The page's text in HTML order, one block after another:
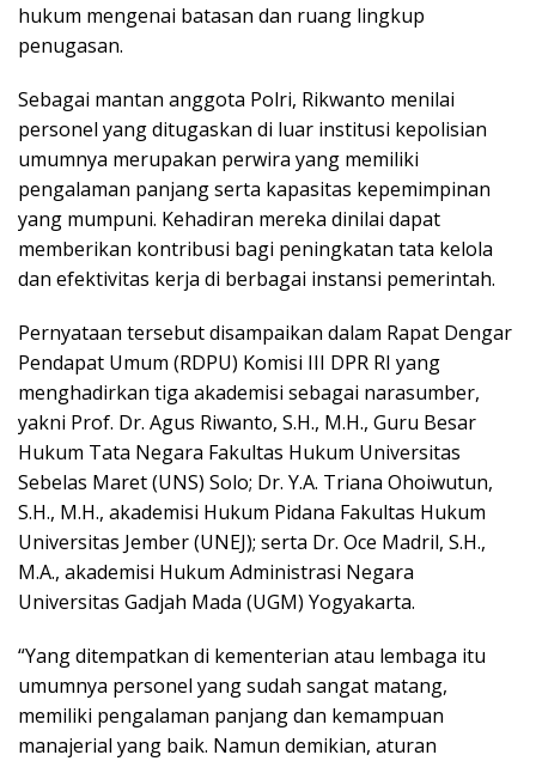
hukum mengenai batasan dan ruang lingkup
penugasan.
Sebagai mantan anggota Polri, Rikwanto menilai
personel yang ditugaskan di luar institusi kepolisian
umumnya merupakan perwira yang memiliki
pengalaman panjang serta kapasitas kepemimpinan
yang mumpuni. Kehadiran mereka dinilai dapat
memberikan kontribusi bagi peningkatan tata kelola
dan efektivitas kerja di berbagai instansi pemerintah.
Pernyataan tersebut disampaikan dalam Rapat Dengar
Pendapat Umum (RDPU) Komisi III DPR RI yang
menghadirkan tiga akademisi sebagai narasumber,
yakni Prof. Dr. Agus Riwanto, S.H., M.H., Guru Besar
Hukum Tata Negara Fakultas Hukum Universitas
Sebelas Maret (UNS) Solo; Dr. Y.A. Triana Ohoiwutun,
S.H., M.H., akademisi Hukum Pidana Fakultas Hukum
Universitas Jember (UNEJ); serta Dr. Oce Madril, S.H.,
M.A., akademisi Hukum Administrasi Negara
Universitas Gadjah Mada (UGM) Yogyakarta.
“Yang ditempatkan di kementerian atau lembaga itu
umumnya personel yang sudah sangat matang,
memiliki pengalaman panjang dan kemampuan
manajerial yang baik. Namun demikian, aturan